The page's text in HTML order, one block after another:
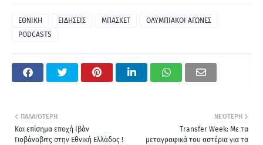
ΕΘΝΙΚΗ ΕΙΔΗΣΕΙΣ ΜΠΑΣΚΕΤ
ΟΛΥΜΠΙΑΚΟΙ ΑΓΩΝΕΣ
PODCASTS
ΝΕΌΤΕΡΗ
Transfer Week: Με τα
μεταγραφικά του αστέρια για τα
ΠΑΛΑΙΌΤΕΡΗ
Και επίσημα εποχή Ιβάν
Γιοβάνοβιτς στην Εθνική Ελλάδος !